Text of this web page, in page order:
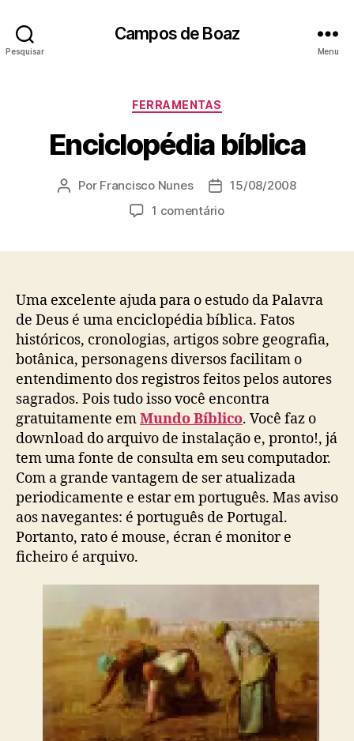
Pesquisar
Campos de Boaz
Menu
C
t
e
o
r
FERRAMENTAS
Enciclopédia bíblica
A
r
p
o
s
t
Por Francisco Nunes
D
a
d
u
b
l
i
c
a
ç
ã
o
15/08/2008
1 comentárioe
i
c
o
p
é
d
i
a
b
b
l
c
Uma excelente ajuda para o estudo da Palavra
de Deus é uma enciclopédia bíblica. Fatos
históricos, cronologias, artigos sobre geografia,
botânica, personagens diversos facilitam o
entendimento dos registros feitos pelos autores
sagrados. Pois tudo isso você encontra
gratuitamente emMundo Bíblico. Você faz o
download do arquivo de instalação e, pronto!, já
tem uma fonte de consulta em seu computador.
Com a grande vantagem de ser atualizada
periodicamente e estar em português. Mas aviso
aos navegantes: é português de Portugal.
Portanto, rato é mouse, écran é monitor e
ficheiro é arquivo.